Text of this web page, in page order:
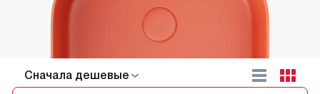
Cначала дешевые